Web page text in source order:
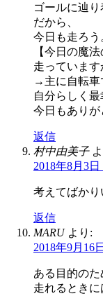
ゴールに辿り
だから、
今日も走ろう
【今日の魔法
走っています
→主に自転車
自分らしく
今日もあり
返信
村中由美子
2018年8月3日
考えてばかり
返信
MARU より:
2018年9月16
ある目的のた
走れるとき